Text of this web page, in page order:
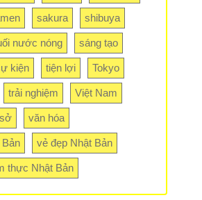
sakura shibuya
nước nóng sáng tạo
kiện tiện lợi Tokyo
trải nghiệm Việt Nam
văn hóa
vẻ đẹp Nhật Bản
thực Nhật Bản